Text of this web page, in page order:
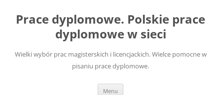
treści
Prace dyplomowe. Polskie prace
dyplomowe w sieci
Wielki wybór prac magisterskich i licencjackich. Wielce pomocne w
pisaniu prace dyplomowe.
Menu